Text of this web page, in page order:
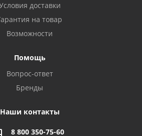
доставки
на товар
Возможности
Помощь
Вопрос-ответ
Бренды
Наши контакты
8 800 350-75-60